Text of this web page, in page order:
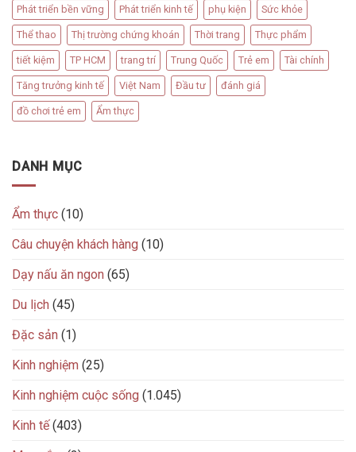
Phát triển bền vững Phát triển kinh tế phụ kiện Sức khỏe
Thể thao Thị trường chứng khoán Thời trang Thực phẩm
tiết kiệm TP HCM trang trí Trung Quốc Trẻ em Tài chính
Tăng trưởng kinh tế Việt Nam Đầu tư đánh giá
đồ chơi trẻ em Ẩm thực
DANH MỤC
Ẩm thực (10)
Câu chuyện khách hàng (10)
Dạy nấu ăn ngon (65)
Du lịch (45)
Đặc sản (1)
Kinh nghiệm (25)
Kinh nghiệm cuộc sống (1.045)
Kinh tế(403)